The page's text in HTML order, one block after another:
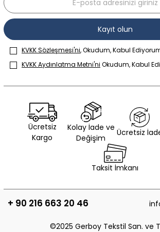
Kayıt olun
KVKK Sözleşmesi'ni, Okudum, Kabul
KVKK Aydınlatma Metni'ni Okudum, Kabul
Ücretsiz
Kargo
Kolay İade ve
Değişim
Ücretsiz
Taksit İmkanı
+ 90 216 663 20 46
©2025 Gerboy Tekstil San. ve